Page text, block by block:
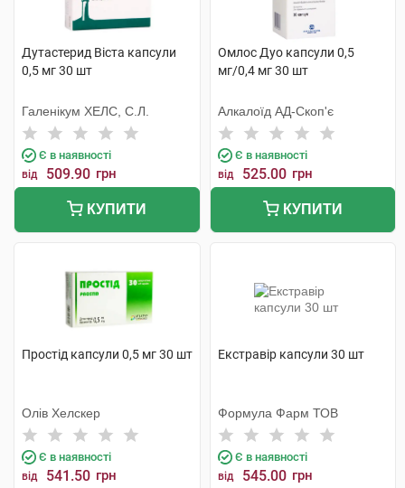
Дутастерид Віста капсули
0,5 мг 30 шт
Галенікум ХЕЛС, С.Л.
Є в наявності
від 509.90 грн
КУПИТИ
Омлос Дуо капсули 0,5
мг/0,4 мг 30 шт
Алкалоїд АД-Скоп'є
Є в наявності
від 525.00 грн
КУПИТИ
Простід капсули 0,5 мг 30 шт
Олів Хелскер
Є в наявності
від 541.50 грн
Екстравір капсули 30 шт
Формула Фарм ТОВ
Є в наявності
від 545.00 грн